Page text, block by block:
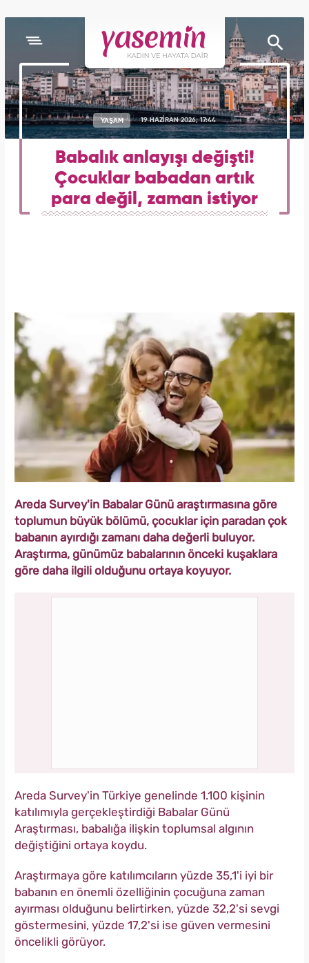
YAŞAM 19 HAZİRAN 2026, 17:44
Babalık anlayışı değişti!
Çocuklar babadan artık
para değil, zaman istiyor
Areda Survey'in Babalar Günü araştırmasına göre
toplumun büyük bölümü, çocuklar için paradan çok
babanın ayırdığı zamanı daha değerli buluyor.
Araştırma, günümüz babalarının önceki kuşaklara
göre daha ilgili olduğunu ortaya koyuyor.
Areda Survey'in Türkiye genelinde 1.100 kişinin
katılımıyla gerçekleştirdiği Babalar Günü
Araştırması, babalığa ilişkin toplumsal algının
değiştiğini ortaya koydu.
Araştırmaya göre katılımcıların yüzde 35,1'i iyi bir
babanın en önemli özelliğinin çocuğuna zaman
ayırması olduğunu belirtirken, yüzde 32,2'si sevgi
göstermesini, yüzde 17,2'si ise güven vermesini
öncelikli görüyor.